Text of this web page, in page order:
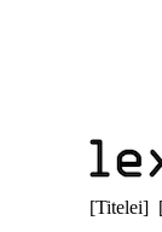
[Titelei]